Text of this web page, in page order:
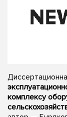
комплексу